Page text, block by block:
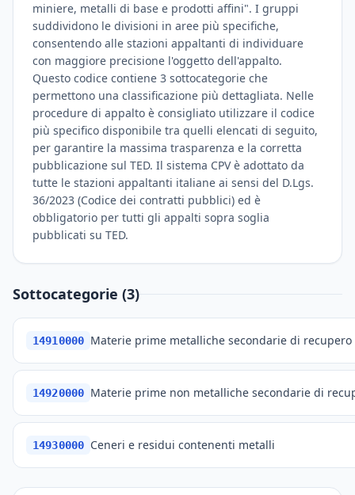
miniere, metalli di base e prodotti affini". I gruppi
suddividono le divisioni in aree più specifiche,
consentendo alle stazioni appaltanti di individuare
con maggiore precisione l'oggetto dell'appalto.
Questo codice contiene 3 sottocategorie che
permettono una classificazione più dettagliata. Nelle
procedure di appalto è consigliato utilizzare il codice
più specifico disponibile tra quelli elencati di seguito,
per garantire la massima trasparenza e la corretta
pubblicazione sul TED. Il sistema CPV è adottato da
tutte le stazioni appaltanti italiane ai sensi del D.Lgs.
36/2023 (Codice dei contratti pubblici) ed è
obbligatorio per tutti gli appalti sopra soglia
pubblicati su TED.
Sottocategorie (3)
14910000 Materie prime metalliche secondarie di recupero
14920000 Materie prime non metalliche secondarie di
14930000 Ceneri e residui contenenti metalli